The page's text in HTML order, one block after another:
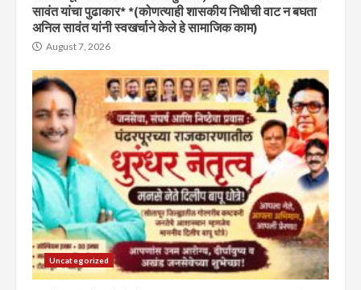
सावंत यांचा पुढाकार* *(कोणत्याही शासकीय निधीची वाट न बघता
अनिल सावंत यांनी स्वखर्चाने केले हे सामाजिक काम)
August 7, 2026
Uncategorized